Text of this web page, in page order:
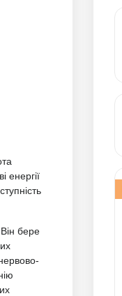
енергії
Він бере